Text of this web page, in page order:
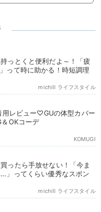
っとくと便利だよ～！「疲
って時に助かる！時短調理
michill ライフスタイル
レビュー♡GUの体型カバー
OKコーデ
KOMUGI
ったら手放せない！「今ま
」ってくらい優秀なスポン
michill ライフスタイル